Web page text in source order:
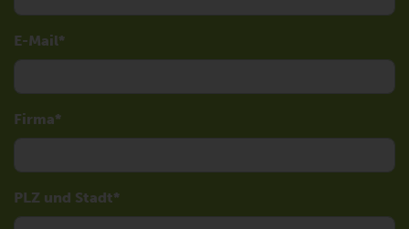
E-Mail
Firma
PLZ und Stadt